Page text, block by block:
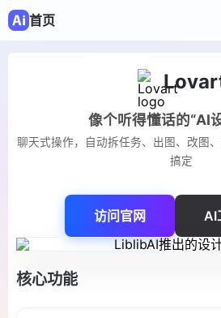
首页
像个听得懂话的“AI
聊天式操作，自动拆任务、出图、改图
搞定
访问官网 AI
核心功能